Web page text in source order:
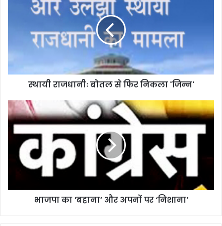
'जिन्न'
स्थायी राजधानीः बोतल से फिर निकला 'जिन्न'
भाजपा
का
‘बहाना’
और
अपनों
‘निशाना’
भाजपा का ‘बहाना’ और अपनों पर ‘निशाना’